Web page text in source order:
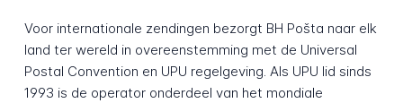
Voor internationale zendingen bezorgt BH Pošta naar elk
land ter wereld in overeenstemming met de Universal
Postal Convention en UPU regelgeving. Als UPU lid sinds
1993 is de operator onderdeel van het mondiale